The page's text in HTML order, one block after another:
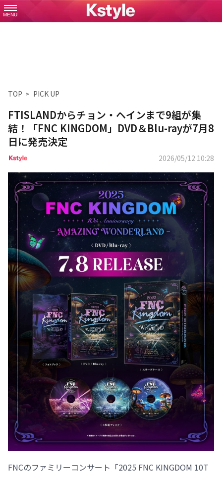
MENU
TOP PICK UP
FTISLANDからチョン・ヘインまで9組が集
結！「FNC KINGDOM」DVD＆Blu-rayが7月8
日に発売決定
2026/05/12 10:28
FNCのファミリーコンサート「2025 FNC KINGDOM 10T